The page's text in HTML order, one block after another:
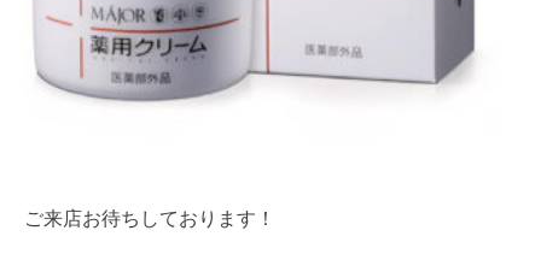
ご来店お待ちしております！